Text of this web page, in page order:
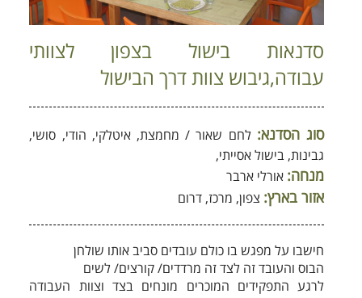
סדנאות בישול בצפון לצוותי
עבודה,גיבוש צוות דרך הבישול
סוג הסדנא: לחם שאור / מחמצת, איטלקי, הודי, סושי,
גבינות, בישול אסייתי,
מנחה: אורלי ארבר
אזור בארץ: צפון, מרכז, דרום
חישבו על מפגש בו כולם עובדים סביב אותו שולחן
הבוס והעובד זה לצד זה מרדדים/ קורצים/ לשים
לרגע התפקידים המוכרים מונחים בצד וצוות העבודה